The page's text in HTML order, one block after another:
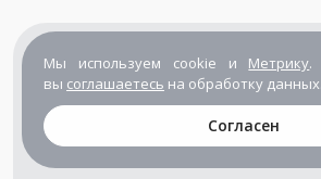
Мы используем cookie и Метрику.
вы соглашаетесь на обработку данных.
Согласен